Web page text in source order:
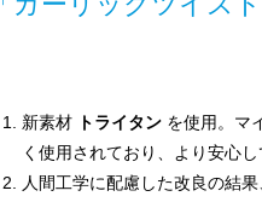
新素材 トライタン を使用。マ
く使用されており、より安心し
人間工学に配慮した改良の結